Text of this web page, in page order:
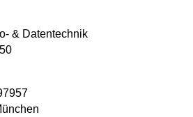
& Datentechnik